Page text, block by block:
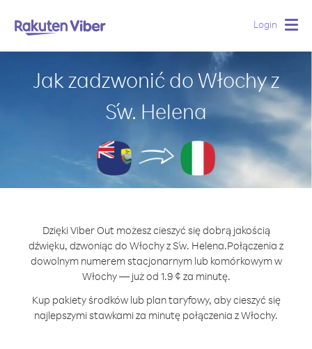
Login
Jak zadzwonić do Włochy z
Św. Helena
Dzięki Viber Out możesz cieszyć się dobrą jakością
dźwięku, dzwoniąc do Włochy z Św. Helena.Połączenia z
dowolnym numerem stacjonarnym lub komórkowym w
Włochy — już od 1.9 ¢ za minutę.
Kup pakiety środków lub plan taryfowy, aby cieszyć się
najlepszymi stawkami za minutę połączenia z Włochy.